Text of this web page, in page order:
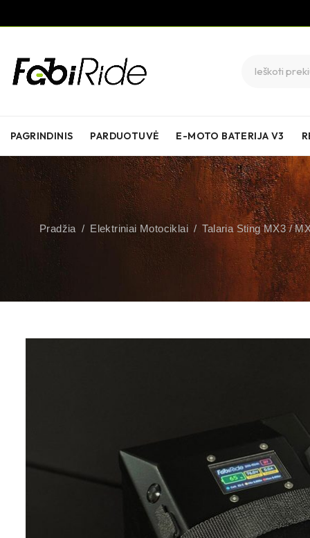
PAGRINDINIS PARDUOTUVĖ E-MOTO BATERIJA V3
Pradžia / Elektriniai Motociklai / Talaria Sting MX3 /